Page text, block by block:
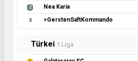
2 Nea Karia
3 >GerstenSaftKommando
Türkei 1.Liga